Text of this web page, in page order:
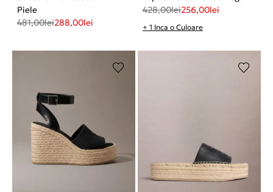
Piele
481,00lei288,00lei
428,00lei256,00lei
+ 1 Inca o Culoare